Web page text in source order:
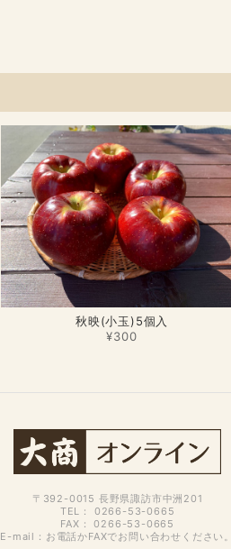
秋映(小玉)5個入
¥300
〒392-0015 長野県諏訪市中洲201
TEL： 0266-53-0665
FAX： 0266-53-0665
E-mail：お電話かFAXでお問い合わせください。